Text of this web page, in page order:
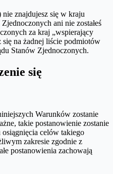
nie znajdujesz się w kraju
ani nie zostałeś
za kraj „wspierający
na żadnej liście podmiotów
Stanów Zjednoczonych.
się
Warunków zostanie
takie postanowienie zostanie
celów takiego
zakresie zgodnie z
postanowienia zachowają